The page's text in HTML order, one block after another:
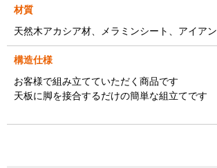
材質
天然木アカシア材、メラミンシート、アイアン
構造仕様
お客様で組み立てていただく商品です
天板に脚を接合するだけの簡単な組立てです